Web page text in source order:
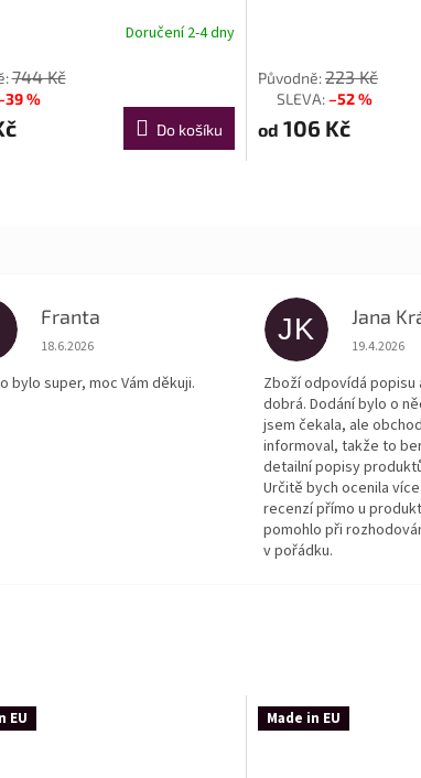
EU Made in EU
Doručení 2-4 dny
744 Kč
%
Do košíku
223 Kč
–52 %
od 106 Kč
Franta
Hodnocení obchodu je 5 z 5 hvězdiček.
18.6.2026
bylo super, moc Vám děkuji.
JK Jana
19.4.2026
Zboží odpovídá popisu
dobrá. Dodání bylo o
jsem čekala, ale
informoval, takže to
detailní popisy
Určitě bych ocenila
recenzí přímo u
pomohlo při
v pořádku.